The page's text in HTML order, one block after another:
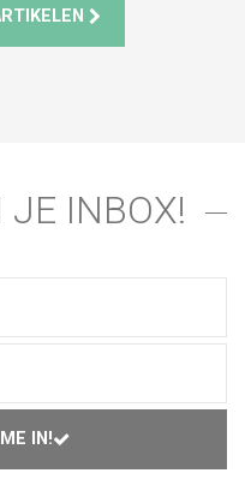
JE INBOX!
IN!